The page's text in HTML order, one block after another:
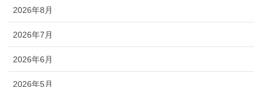
2026年8月
2026年7月
2026年6月
2026年5月